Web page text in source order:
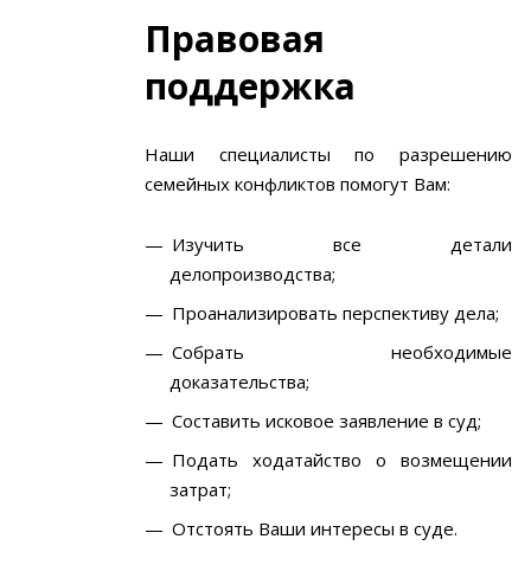
Правовая
поддержка
Наши специалисты по разрешению
семейных конфликтов помогут Вам:
Изучить все детали
делопроизводства;
Проанализировать перспективу дела;
Собрать необходимые
доказательства;
Составить исковое заявление в суд;
Подать ходатайство о возмещении
затрат;
Отстоять Ваши интересы в суде.